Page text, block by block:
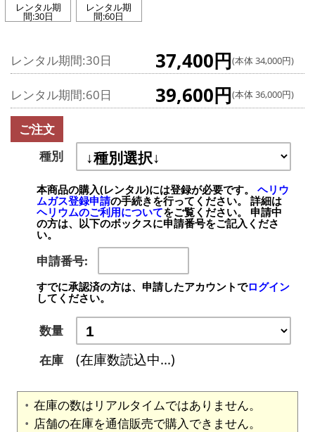
レンタル期
間:30日
レンタル期
間:60日
レンタル期間:30日 37,400円(本体 34,000円)
レンタル期間:60日 39,600円(本体 36,000円)
ご注文
種別
本商品の購入(レンタル)には登録が必要です。ヘリウ
ムガス登録申請の手続きを行ってください。 詳細は
ヘリウムのご利用についてをご覧ください。 申請中
の方は、以下のボックスに申請番号をご記入くださ
い。
申請番号:
すでに承認済の方は、申請したアカウントでログイン
してください。
数量
在庫
(在庫数読込中...)
在庫の数はリアルタイムではありません。
店舗の在庫を通信販売で購入できません。